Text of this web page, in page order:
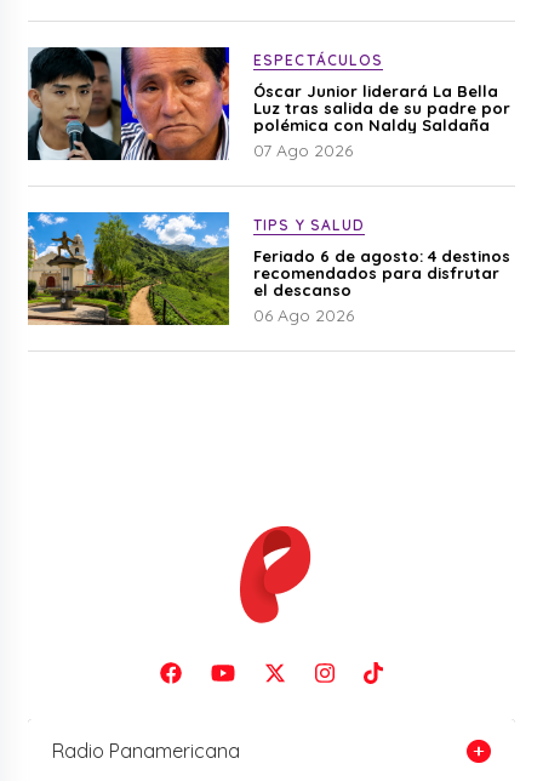
ESPECTÁCULOS
Óscar Junior liderará La Bella
Luz tras salida de su padre por
polémica con Naldy Saldaña
07 Ago 2026
TIPS Y SALUD
Feriado 6 de agosto: 4 destinos
recomendados para disfrutar
el descanso
06 Ago 2026
Radio Panamericana